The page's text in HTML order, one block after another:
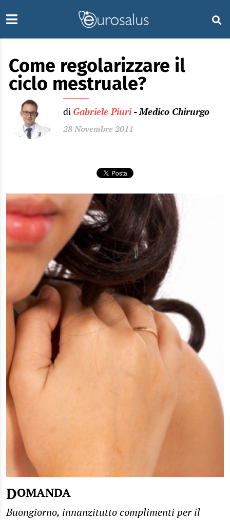
Come regolarizzare il
ciclo mestruale?
di Gabriele Piuri - Medico Chirurgo
28 Novembre 2011
DOMANDA
Buongiorno, innanzitutto complimenti per il